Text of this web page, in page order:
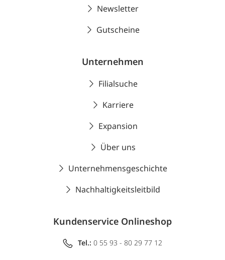
Newsletter
Gutscheine
Unternehmen
Filialsuche
Karriere
Expansion
Über uns
Unternehmensgeschichte
Nachhaltigkeitsleitbild
Kundenservice Onlineshop
Tel.: 0 55 93 - 80 29 77 12